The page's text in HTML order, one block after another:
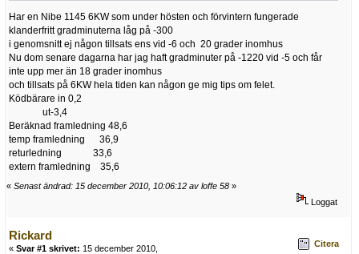
Har en Nibe 1145 6KW som under hösten och förvintern fungerade
klanderfritt gradminuterna låg på -300
i genomsnitt ej någon tillsats ens vid -6 och 20 grader inomhus
Nu dom senare dagarna har jag haft gradminuter på -1220 vid -5 och får
inte upp mer än 18 grader inomhus
och tillsats på 6KW hela tiden kan någon ge mig tips om felet.
Ködbärare in 0,2
ut-3,4
Beräknad framledning 48,6
temp framledning 36,9
returledning 33,6
extern framledning 35,6
« Senast ändrad: 15 december 2010, 10:06:12 av loffe 58 »
Loggat
Rickard
« Svar #1 skrivet: 15 december 2010,
Citera